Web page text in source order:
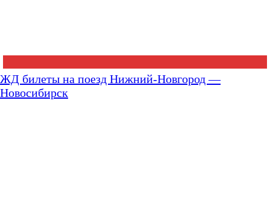
ЖД билеты на поезд Нижний-Новгород —
Новосибирск